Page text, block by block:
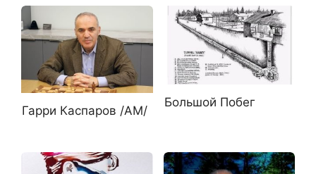
Гарри Каспаров /АМ/
Большой Побег